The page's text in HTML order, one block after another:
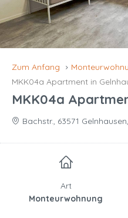
Zum Anfang
MKK04a Apartment in
MKK04a
Bachstr., 63571
Art
Monteurwohnung